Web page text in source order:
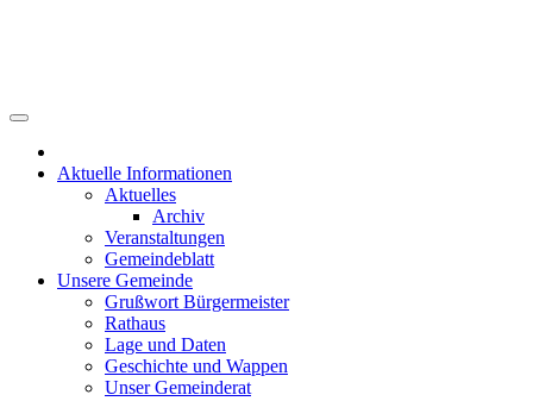
Aktuelle Informationen
Aktuelles
Archiv
Veranstaltungen
Gemeindeblatt
Unsere Gemeinde
Grußwort Bürgermeister
Rathaus
Lage und Daten
Geschichte und Wappen
Unser Gemeinderat